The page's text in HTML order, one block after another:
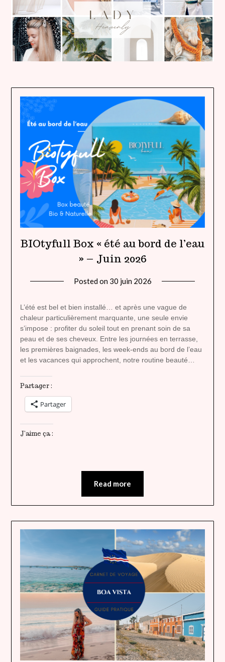
BIOtyfull Box « été au bord de l’eau
» – Juin 2026
Posted on 30 juin 2026
heavenly
L’été est bel et bien installé… et après une vague de
chaleur particulièrement marquante, une seule envie
s’impose : profiter du soleil tout en prenant soin de sa
peau et de ses cheveux. Entre les journées en terrasse,
les premières baignades, les week-ends au bord de l’eau
et les vacances qui approchent, notre routine beauté…
Partager :
Partager
J’aime ça :
Read more